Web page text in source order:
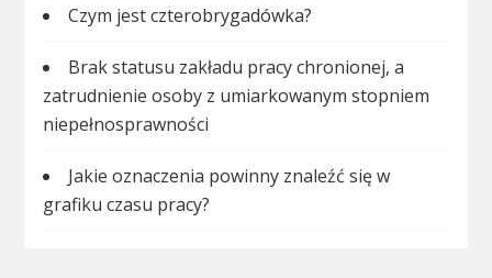
Czym jest czterobrygadówka?
Brak statusu zakładu pracy chronionej, a
zatrudnienie osoby z umiarkowanym stopniem
niepełnosprawności
Jakie oznaczenia powinny znaleźć się w
grafiku czasu pracy?